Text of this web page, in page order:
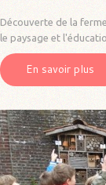
Découverte de la
le paysage et
En savoir plus